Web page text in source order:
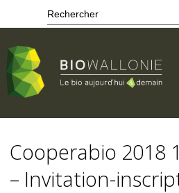
contenu
principal
Cooperabio 2018
– Invitation-